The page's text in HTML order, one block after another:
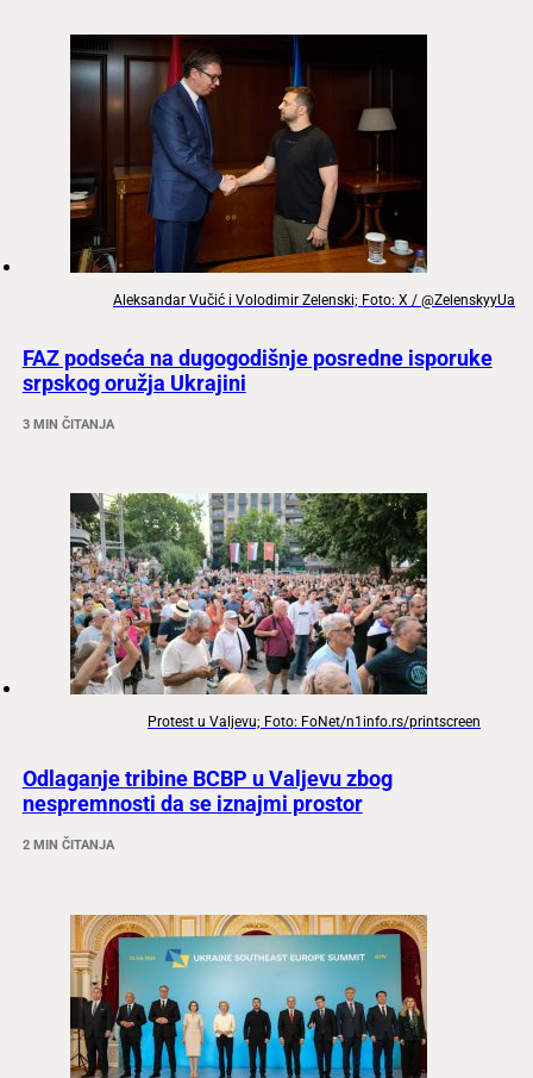
Aleksandar Vučić i Volodimir Zelenski; Foto: X / @ZelenskyyUa
FAZ podseća na dugogodišnje posredne isporuke
srpskog oružja Ukrajini
3 MIN ČITANJA
Protest u Valjevu; Foto: FoNet/n1info.rs/printscreen
Odlaganje tribine BCBP u Valjevu zbog
nespremnosti da se iznajmi prostor
2 MIN ČITANJA